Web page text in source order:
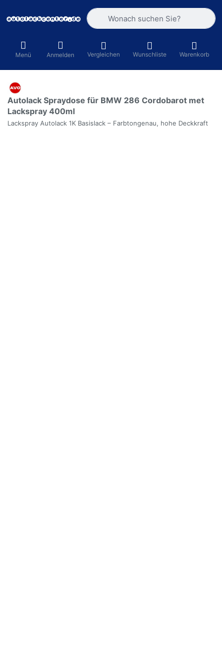
Geben Sie einen Suchbegriff ein.
Menü Anmelden Vergleichen Wunschliste Warenkorb
Autolack Spraydose für BMW 286 Cordobarot met
Lackspray 400ml
Lackspray Autolack 1K Basislack – Farbtongenau, hohe Deckkraft